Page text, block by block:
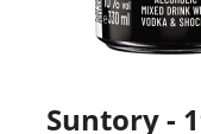
Suntory -